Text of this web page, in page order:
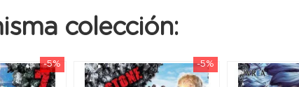
colección:
-5% -5%